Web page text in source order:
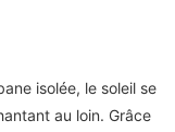
isolée, le soleil se
au loin. Grâce